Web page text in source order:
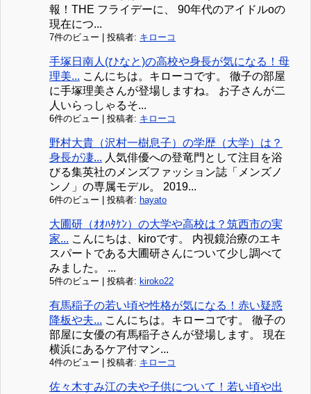
報！THE フライデーに、 90年代のアイドルoの
現在につ...
7件のビュー 投稿者: キローコ
手塚日南人(ひなと)の高校や身長が気になる！母
理美... こんにちは。キローコです。 徹子の部屋
に手塚理美さんが登場しますね。 お子さんが二
人いらっしゃるそ...
6件のビュー 投稿者: キローコ
野村大貴（沢村一樹息子）の学歴（大学）は？
身長が凄... 人気俳優への登竜門として注目を浴
びる集英社のメンズファッション誌「メンズノ
ンノ」の専属モデル。 2019...
6件のビュー 投稿者: hayato
大圃研（ｵｵﾊﾀｹﾝ）の大学や高校は？筑西市の実
家... こんにちは、kiroです。 内視鏡治療のエキ
スパートである大圃研さんについて少し調べて
みました。 ...
5件のビュー 投稿者: kiroko22
有馬稲子の若い頃や性格が気になる！赤い疑惑
降板や夫... こんにちは。キローコです。 徹子の
部屋に女優の有馬稲子さんが登場します。 現在
横浜にあるケア付マン...
4件のビュー 投稿者: キローコ
佐々木すみ江の夫や子供について！若い頃や出